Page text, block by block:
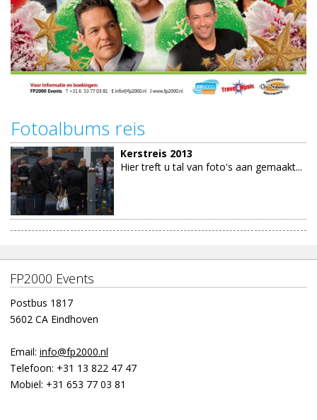
Fotoalbums reis
Kerstreis 2013
Hier treft u tal van foto's aan gemaakt...
FP2000 Events
Postbus 1817
5602 CA Eindhoven
Email: info@fp2000.nl
Telefoon: +31 13 822 47 47
Mobiel: +31 653 77 03 81